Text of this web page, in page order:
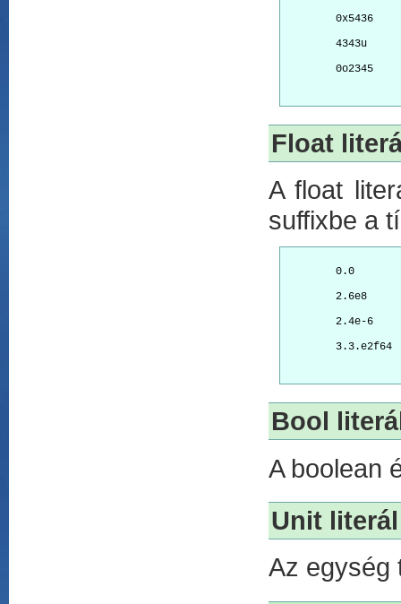
        0x5436
        4343u
        0o2345
Float
A float
suffixbe a
        0.0
        2.6e8
        2.4e-6
        3.3.e2f64
Bool
A boolean
Unit literál
Az egység